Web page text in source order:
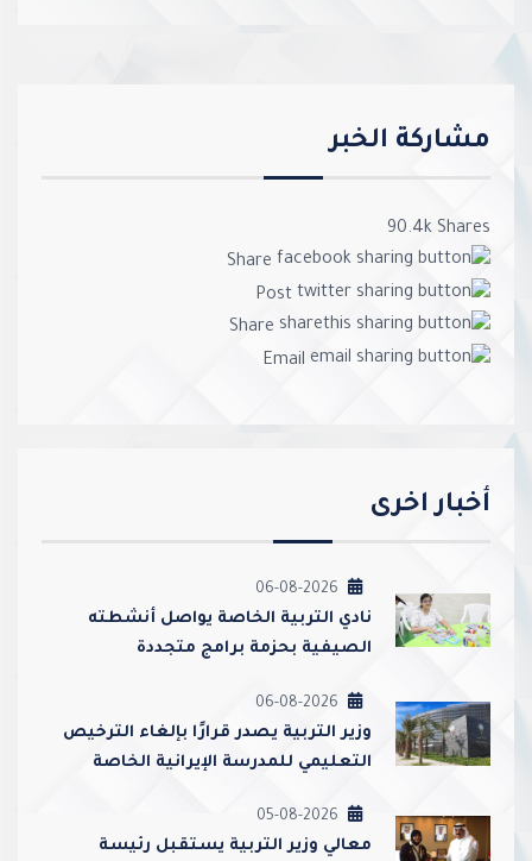
مشاركة الخبر
90.4k Shares
Share
Post
Share
Email
أخبار اخرى
06-08-2026
نادي التربية الخاصة يواصل أنشطته
الصيفية بحزمة برامج متجددة
06-08-2026
وزير التربية يصدر قرارًا بإلغاء الترخيص
التعليمي للمدرسة الإيرانية الخاصة
05-08-2026
معالي وزير التربية يستقبل رئيسة